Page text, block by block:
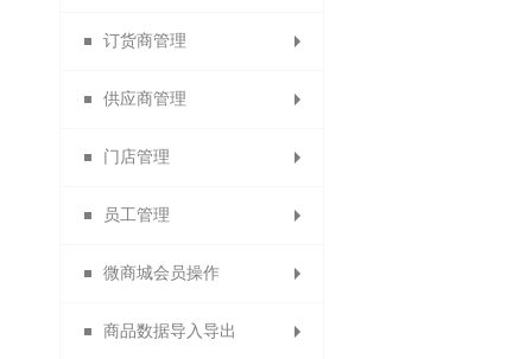
订货商名片
清除名片缓存
分销商设置
分销商审核
分销商等级
分销商分组
分销商导出
佣金排名设置
代理商管理
代理商设置
加盟申请设置
代理商审核
设置代理商
代理商导出
订货商管理
订货商管理
订货商设置
订货商审核
设置订货商
订货商推荐奖
供应商管理
供应商管理
供应商设置
增加供应商
供应商审核
门店管理
门店等级
门店管理和门店设置
门店申请
员工管理
员工管理
设置员工
微商城会员操作
分销商品
商品数据导入导出